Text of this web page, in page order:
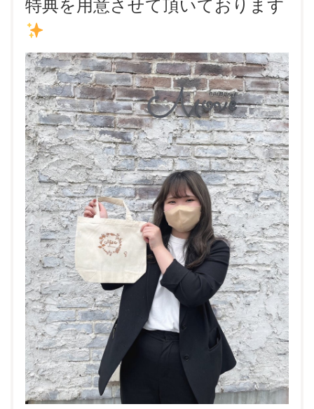
特典を用意させて頂いております